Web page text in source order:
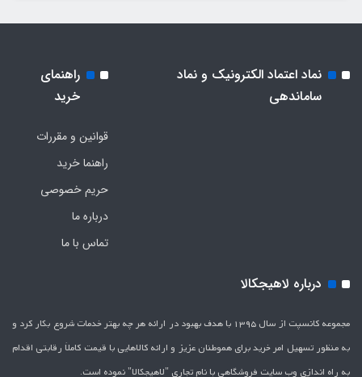
نماد اعتماد الکترونیک و نماد
ساماندهی
راهنمای
خرید
قوانین و مقررات
راهنما خرید
حریم خصوصی
درباره ما
تماس با ما
درباره لاهیجکالا
مجموعه کانسپت از سال 1395 با هدف بهبود در ارائه هر چه بهتر خدمات شروع بکار کرد و
به منظور تسهیل امر خرید برای هموطنان عزیز و ارائه کالاهایی با قیمت کاملاَ رقابتی اقدام
به راه اندازی وب سایت فروشگاهی با نام تجاری "لاهیج­کالا" نموده است.